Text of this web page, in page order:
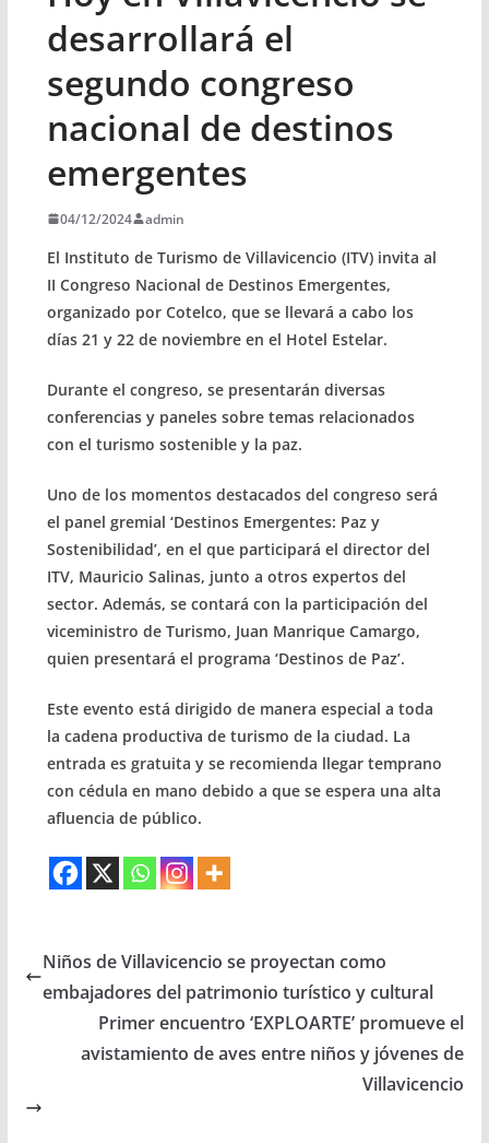
desarrollará el
segundo congreso
nacional de destinos
emergentes
04/12/2024 admin
El Instituto de Turismo de Villavicencio (ITV) invita al
II Congreso Nacional de Destinos Emergentes,
organizado por Cotelco, que se llevará a cabo los
días 21 y 22 de noviembre en el Hotel Estelar.
Durante el congreso, se presentarán diversas
conferencias y paneles sobre temas relacionados
con el turismo sostenible y la paz.
Uno de los momentos destacados del congreso será
el panel gremial ‘Destinos Emergentes: Paz y
Sostenibilidad’, en el que participará el director del
ITV, Mauricio Salinas, junto a otros expertos del
sector. Además, se contará con la participación del
viceministro de Turismo, Juan Manrique Camargo,
quien presentará el programa ‘Destinos de Paz’.
Este evento está dirigido de manera especial a toda
la cadena productiva de turismo de la ciudad. La
entrada es gratuita y se recomienda llegar temprano
con cédula en mano debido a que se espera una alta
afluencia de público.
Niños de Villavicencio se proyectan como
embajadores del patrimonio turístico y cultural
Primer encuentro ‘EXPLOARTE’ promueve el
avistamiento de aves entre niños y jóvenes de
Villavicencio